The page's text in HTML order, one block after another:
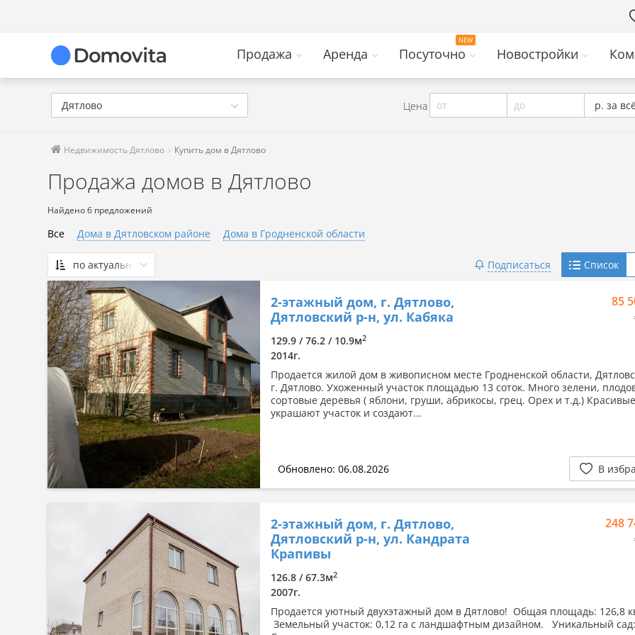
Продажа Аренда Посуточно Новостройки
Дятлово Цена от до р. за
Недвижимость Дятлово Купить дом в Дятлово
Продажа домов в Дятлово
Найдено 6 предложений
Все Дома в Дятловском районе Дома в Гродненской области
по актуальности
По актуальности
Сначала дешевые
Сначала дорогие
По комнатности: большая →
малая
По комнатности: малая →
большая
По площади: большая → малая
По площади: малая → большая
Подписаться Список
2-этажный дом, г. Дятлово,
Дятловский р-н, ул. Кабяка
85
129.9 / 76.2 / 10.9м2
2014г.
Продается жилой дом в живописном месте Гродненской области,
г. Дятлово. Ухоженный участок площадью 13 соток. Много зелени,
сортовые деревья ( яблони, груши, абрикосы, грец. Орех и т.д.)
украшают участок и создают...
Обновлено: 06.08.2026 В
2-этажный дом, г. Дятлово,
Дятловский р-н, ул. Кандрата
Крапивы
248
126.8 / 67.3м2
2007г.
Продается уютный двухэтажный дом в Дятлово! Общая площадь: 126,8
Земельный участок: 0,12 га с ландшафтным дизайном. Уникальный сад: